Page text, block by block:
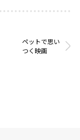
ペットで思い
つく映画